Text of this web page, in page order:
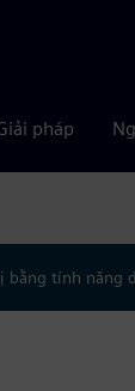
pháp
bằng tính năng